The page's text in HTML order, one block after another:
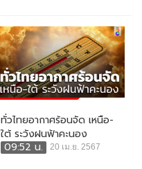
ทั่วไทยอากาศร้อนจัด เหนือ-
ใต้ ระวังฝนฟ้าคะนอง
09:52 น.
20 เม.ย. 2567